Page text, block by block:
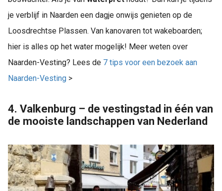
je verblijf in Naarden een dagje onwijs genieten op de
Loosdrechtse Plassen. Van kanovaren tot wakeboarden;
hier is alles op het water mogelijk! Meer weten over
Naarden-Vesting? Lees de 7 tips voor een bezoek aan
Naarden-Vesting >
4. Valkenburg – de vestingstad in één van
de mooiste landschappen van Nederland